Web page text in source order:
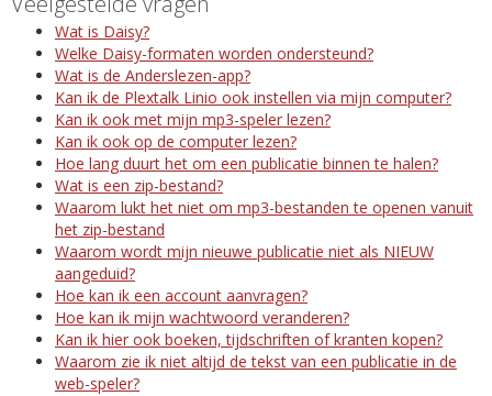
Wat is Daisy?
Welke Daisy-formaten worden ondersteund?
Wat is de Anderslezen-app?
Kan ik de Plextalk Linio ook instellen via mijn computer?
Kan ik ook met mijn mp3-speler lezen?
Kan ik ook op de computer lezen?
Hoe lang duurt het om een publicatie binnen te halen?
Wat is een zip-bestand?
Waarom lukt het niet om mp3-bestanden te openen vanuit
het zip-bestand
Waarom wordt mijn nieuwe publicatie niet als NIEUW
aangeduid?
Hoe kan ik een account aanvragen?
Hoe kan ik mijn wachtwoord veranderen?
Kan ik hier ook boeken, tijdschriften of kranten kopen?
Waarom zie ik niet altijd de tekst van een publicatie in de
web-speler?